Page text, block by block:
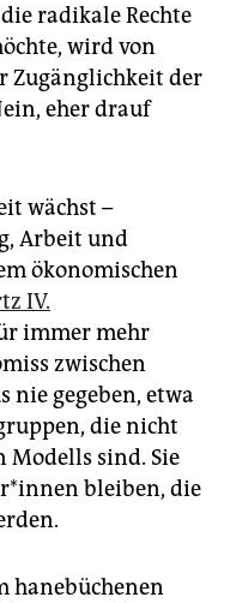
radikale Rechte
wird von
Zugänglichkeit der
eher drauf
wächst –
Arbeit und
ökonomischen
IV.
immer mehr
zwischen
gegeben, etwa
die nicht
Modells sind. Sie
bleiben, die
hanebüchenen